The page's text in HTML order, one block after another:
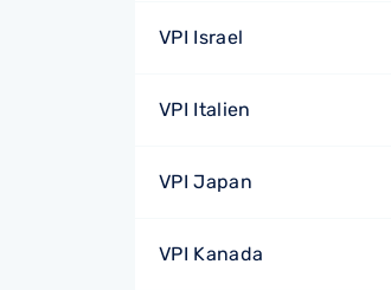
VPI Israel
VPI Italien
VPI Japan
VPI Kanada